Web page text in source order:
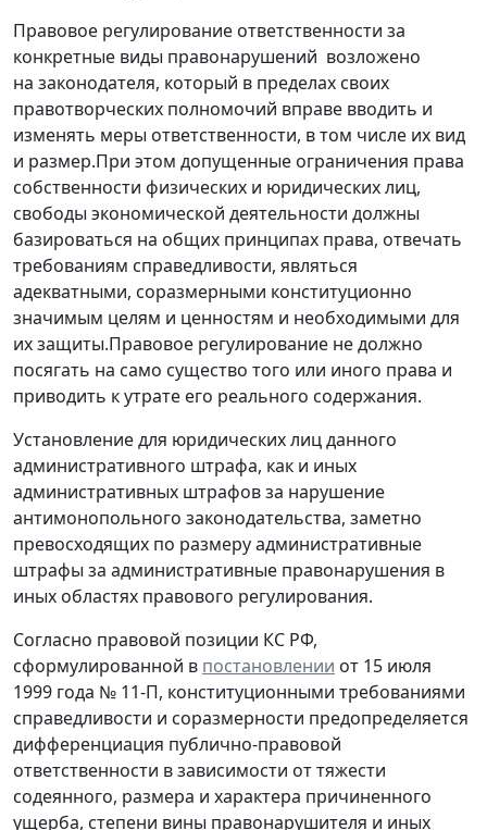
Правовое регулирование ответственности за
конкретные виды правонарушений возложено
на законодателя, который в пределах своих
правотворческих полномочий вправе вводить и
изменять меры ответственности, в том числе их вид
и размер.При этом допущенные ограничения права
собственности физических и юридических лиц,
свободы экономической деятельности должны
базироваться на общих принципах права, отвечать
требованиям справедливости, являться
адекватными, соразмерными конституционно
значимым целям и ценностям и необходимыми для
их защиты.Правовое регулирование не должно
посягать на само существо того или иного права и
приводить к утрате его реального содержания.
Установление для юридических лиц данного
административного штрафа, как и иных
административных штрафов за нарушение
антимонопольного законодательства, заметно
превосходящих по размеру административные
штрафы за административные правонарушения в
иных областях правового регулирования.
Согласно правовой позиции КС РФ,
сформулированной в постановлении от 15 июля
1999 года № 11-П, конституционными требованиями
справедливости и соразмерности предопределяется
дифференциация публично-правовой
ответственности в зависимости от тяжести
содеянного, размера и характера причиненного
ущерба, степени вины правонарушителя и иных